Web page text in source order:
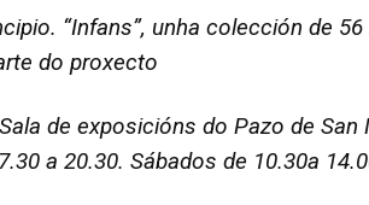
“Infans”, unha colección de
do proxecto
de exposicións do Pazo de
a 20.30. Sábados de 10.30a